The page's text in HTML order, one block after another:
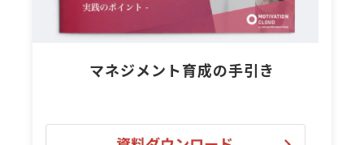
マネジメント育成の手引き